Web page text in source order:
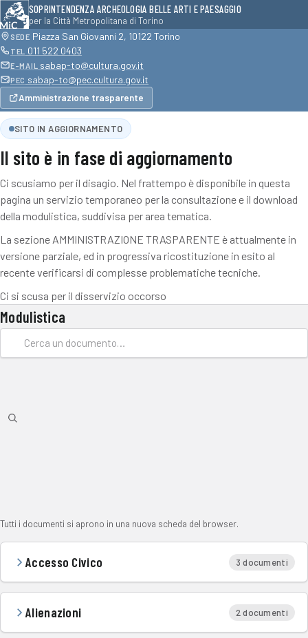
SOPRINTENDENZA ARCHEOLOGIA BELLE ARTI E PAESAGGIO
per la Città Metropolitana di Torino
SEDE Piazza San Giovanni 2, 10122 Torino
TEL 011 522 0403
E-MAIL sabap-to@cultura.gov.it
PEC sabap-to@pec.cultura.gov.it
Amministrazione trasparente
SITO IN AGGIORNAMENTO
Il sito è in fase di aggiornamento
Ci scusiamo per il disagio. Nel frattempo è disponibile in questa
pagina un servizio temporaneo per la consultazione e il download
della modulistica, suddivisa per area tematica.
La sezione AMMINISTRAZIONE TRASPARENTE è attualmente in
versione parziale, ed in progressiva ricostituzione in esito al
recente verificarsi di complesse problematiche tecniche.
Ci si scusa per il disservizio occorso
Modulistica
Tutti i documenti si aprono in una nuova scheda del browser.
Accesso Civico 3 documenti
Alienazioni 2 documenti